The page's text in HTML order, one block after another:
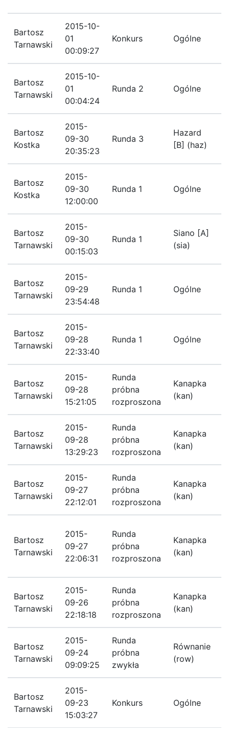
Bartosz
Tarnawski
2015-10-
01
00:09:27
Konkurs Ogólne
Bartosz
Tarnawski
2015-10-
01
00:04:24
Runda 2 Ogólne
Bartosz
Kostka
2015-
09-30
20:35:23
Runda 3
Hazard
[B] (haz)
Bartosz
Kostka
2015-
09-30
12:00:00
Runda 1 Ogólne
Bartosz
Tarnawski
2015-
09-30
00:15:03
Runda 1
Siano [A]
(sia)
Bartosz
Tarnawski
2015-
09-29
23:54:48
Runda 1 Ogólne
Bartosz
Tarnawski
2015-
09-28
22:33:40
Runda 1 Ogólne
Bartosz
Tarnawski
2015-
09-28
15:21:05
Runda
próbna
rozproszona
Kanapka
(kan)
Bartosz
Tarnawski
2015-
09-28
13:29:23
Runda
próbna
rozproszona
Kanapka
(kan)
Bartosz
Tarnawski
2015-
09-27
22:12:01
Runda
próbna
rozproszona
Kanapka
(kan)
Bartosz
Tarnawski
2015-
09-27
22:06:31
Runda
próbna
rozproszona
Kanapka
(kan)
Bartosz
Tarnawski
2015-
09-26
22:18:18
Runda
próbna
rozproszona
Kanapka
(kan)
Bartosz
Tarnawski
2015-
09-24
09:09:25
Runda
próbna
zwykła
Równanie
(row)
Bartosz
Tarnawski
2015-
09-23
15:03:27
Konkurs Ogólne